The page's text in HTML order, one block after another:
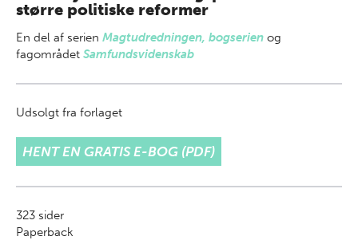
større politiske reformer
En del af serien Magtudredningen, bogserien og
fagområdet Samfundsvidenskab
Udsolgt fra forlaget
HENT EN GRATIS E-BOG (PDF)
323 sider
Paperback